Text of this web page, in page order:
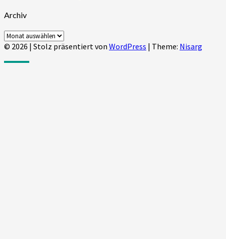
Archiv
Archiv
© 2026 | Stolz präsentiert von WordPress | Theme: Nisarg